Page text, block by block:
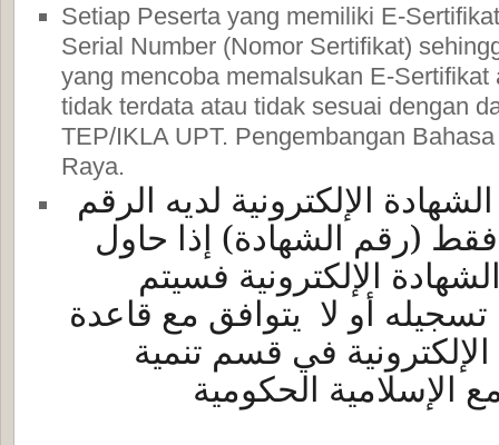
Setiap Peserta yang memiliki E-
Serial Number (Nomor Sertifikat)
yang mencoba memalsukan E-Sertifikat
tidak terdata atau tidak sesuai dengan
TEP/IKLA UPT. Pengembangan
Raya.
الإلكترونية لديه الرقم
(رقم الشهادة) إذا حاول
الإلكترونية فسيتم
أو لا يتوافق مع قاعدة
في قسم تنمية
الإسلامية الحكومية